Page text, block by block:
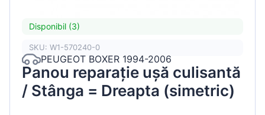
Disponibil (3)
SKU: W1-570240-0
PEUGEOT BOXER 1994-2006
Panou reparație ușă culisantă
/ Stânga = Dreapta (simetric)